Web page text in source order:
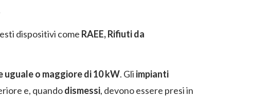
dispositivi come RAEE, Rifiuti da
uguale o maggiore di 10 kW. Gli impianti
e, quandodismessi, devono essere presi in